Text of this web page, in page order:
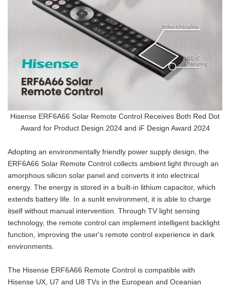
Hisense ERF6A66 Solar Remote Control Receives Both Red Dot
Award for Product Design 2024 and iF Design Award 2024
Adopting an environmentally friendly power supply design, the
ERF6A66 Solar Remote Control collects ambient light through an
amorphous silicon solar panel and converts it into electrical
energy. The energy is stored in a built-in lithium capacitor, which
extends battery life. In a sunlit environment, it is able to charge
itself without manual intervention. Through TV light sensing
technology, the remote control can implement intelligent backlight
function, improving the user's remote control experience in dark
environments.
The Hisense ERF6A66 Remote Control is compatible with
Hisense UX, U7 and U8 TVs in the European and Oceanian